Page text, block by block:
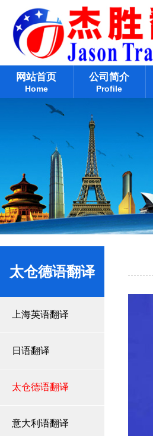
网站首页
Home
公司简介
Profile
太仓德语翻译
上海英语翻译
日语翻译
太仓德语翻译
意大利语翻译